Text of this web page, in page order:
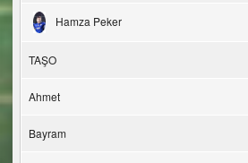
Hamza Peker
TAŞO
Ahmet
Bayram